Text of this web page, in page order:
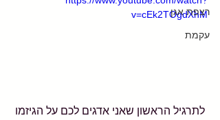
רצפת אגן
עקמת
v=cEk2TOgdXhM
לתרגיל הראשון שאני אדגים לכם על הגיזמו